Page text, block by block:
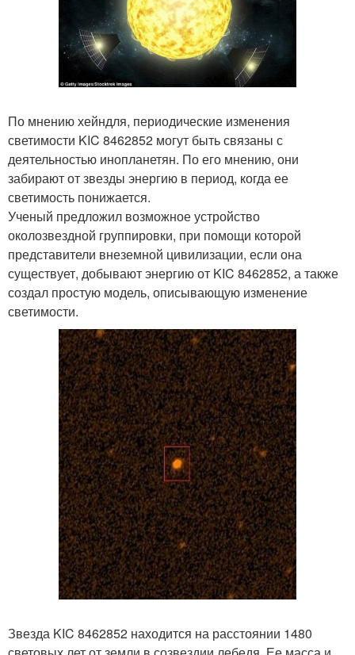
По мнению хейндля, периодические изменения
светимости KIC 8462852 могут быть связаны с
деятельностью инопланетян. По его мнению, они
забирают от звезды энергию в период, когда ее
светимость понижается.
Ученый предложил возможное устройство
околозвездной группировки, при помощи которой
представители внеземной цивилизации, если она
существует, добывают энергию от KIC 8462852, а также
создал простую модель, описывающую изменение
светимости.
Звезда KIC 8462852 находится на расстоянии 1480